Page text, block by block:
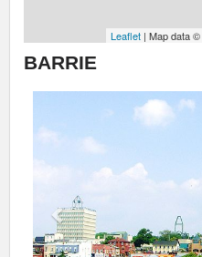
Leaflet | Map data ©
BARRIE